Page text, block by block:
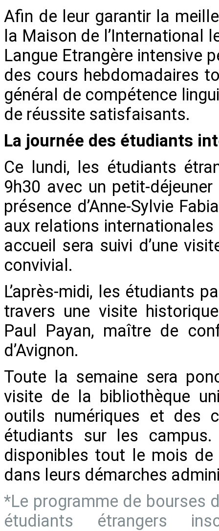
Afin de leur garantir la
la Maison de l’International
Langue Etrangère intensive
des cours hebdomadaires
général de compétence
de réussite satisfaisants.
La journée des étudiants
Ce lundi, les étudiants
9h30 avec un petit-
présence d’Anne-Sylvie
aux relations
accueil sera suivi d’une
convivial.
L’après-midi, les étudiants
travers une visite
Paul Payan, maître de
d’Avignon.
Toute la semaine sera
visite de la bibliothèque
outils numériques et des
étudiants sur les
disponibles tout le mois
dans leurs démarches
*Le programme de bourses
étudiants étrangers